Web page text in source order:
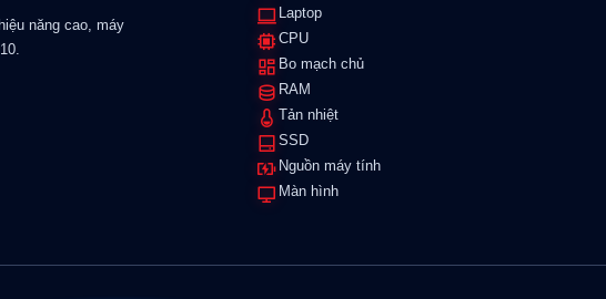
năng cao, máy
Laptop
CPU
Bo mạch chủ
RAM
Tản nhiệt
SSD
Nguồn máy tính
Màn hình